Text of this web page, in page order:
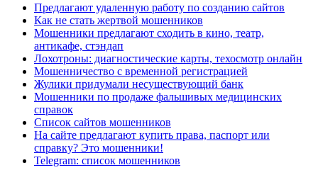
Предлагают удаленную работу по созданию сайтов
Как не стать жертвой мошенников
Мошенники предлагают сходить в кино, театр,
антикафе, стэндап
Лохотроны: диагностические карты, техосмотр онлайн
Мошенничество с временной регистрацией
Жулики придумали несуществующий банк
Мошенники по продаже фальшивых медицинских
справок
Список сайтов мошенников
На сайте предлагают купить права, паспорт или
справку? Это мошенники!
Telegram: список мошенников